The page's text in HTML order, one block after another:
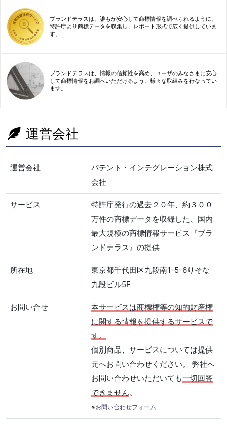
ブランドテラスは、誰もが安心して商標情報を調べられるように、
特許庁より商標データを収集し、レポート形式で広く提供していま
す。
ブランドテラスは、情報の信頼性を高め、ユーザのみなさまに安心
して商標情報をお調べいただけるよう、様々な取組みを行なってい
ます。
運営会社
運営会社
パテント・インテグレーション株式
会社
サービス
特許庁発行の過去２０年、約３００
万件の商標データを収録した、国内
最大規模の商標情報サービス『ブラ
ンドテラス』の提供
所在地
東京都千代田区九段南1-5-6りそな
九段ビル5F
お問い合せ
本サービスは商標権等の知的財産権
に関する情報を提供するサービスで
す。
個別商品、サービスについては提供
元へお問い合わせください。 弊社へ
お問い合わせいただいても一切回答
できません。
※お問い合わせフォーム